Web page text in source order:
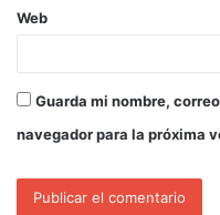
Web
Guarda mi nombre,
navegador para la próxima